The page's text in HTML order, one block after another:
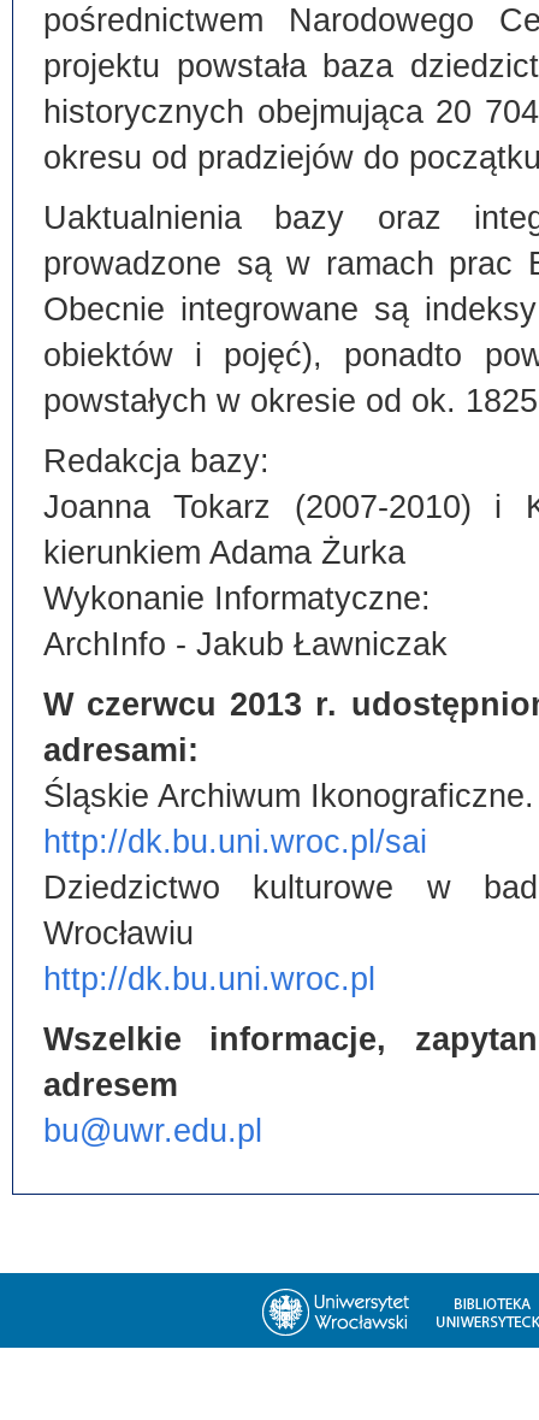
pośrednictwem Narodowego
projektu powstała baza
historycznych obejmująca 20
okresu od pradziejów do
Uaktualnienia bazy oraz
prowadzone są w ramach prac
Obecnie integrowane są
obiektów i pojęć), ponadto
powstałych w okresie od ok.
Redakcja bazy:
Joanna Tokarz (2007-2010) i
kierunkiem Adama Żurka
Wykonanie Informatyczne:
ArchInfo - Jakub Ławniczak
W czerwcu 2013 r.
adresami:
Śląskie Archiwum Ikonograficzne.
http://dk.bu.uni.wroc.pl/sai
Dziedzictwo kulturowe w
Wrocławiu
http://dk.bu.uni.wroc.pl
Wszelkie informacje,
adresem
bu@uwr.edu.pl